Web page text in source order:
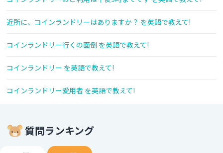
近所に、コインランドリーはありますか？ を英語で教えて!
コインランドリー行くの面倒 を英語で教えて!
コインランドリー を英語で教えて!
コインランドリー愛用者 を英語で教えて!
質問ランキング